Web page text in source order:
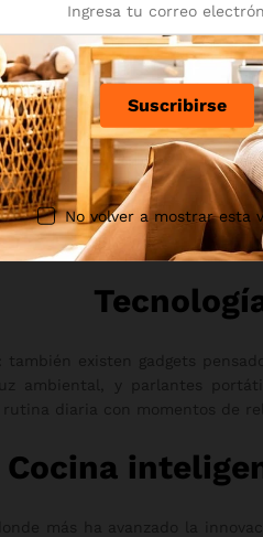
exclusivo y hoy está al
prácticamente todo
optimizan el consumo
Gadgets
negocio propio exige
inalámbricos rápidos
puede marcar una gran
Cocina
No volver a mostrar esta